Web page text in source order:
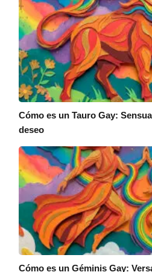
Cómo es un Tauro Gay:
deseo
Cómo es un Géminis Gay: